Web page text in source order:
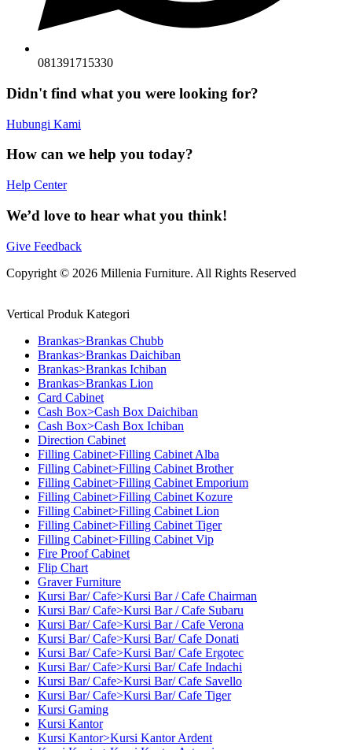
081391715330
Didn't find what you were looking for?
Hubungi Kami
How can we help you today?
Help Center
We’d love to hear what you think!
Give Feedback
Copyright © 2026 Millenia Furniture. All Rights Reserved
Vertical Produk Kategori
Brankas>Brankas Chubb
Brankas>Brankas Daichiban
Brankas>Brankas Ichiban
Brankas>Brankas Lion
Card Cabinet
Cash Box>Cash Box Daichiban
Cash Box>Cash Box Ichiban
Direction Cabinet
Filling Cabinet>Filling Cabinet Alba
Filling Cabinet>Filling Cabinet Brother
Filling Cabinet>Filling Cabinet Emporium
Filling Cabinet>Filling Cabinet Kozure
Filling Cabinet>Filling Cabinet Lion
Filling Cabinet>Filling Cabinet Tiger
Filling Cabinet>Filling Cabinet Vip
Fire Proof Cabinet
Flip Chart
Graver Furniture
Kursi Bar/ Cafe>Kursi Bar / Cafe Chairman
Kursi Bar/ Cafe>Kursi Bar / Cafe Subaru
Kursi Bar/ Cafe>Kursi Bar / Cafe Verona
Kursi Bar/ Cafe>Kursi Bar/ Cafe Donati
Kursi Bar/ Cafe>Kursi Bar/ Cafe Ergotec
Kursi Bar/ Cafe>Kursi Bar/ Cafe Indachi
Kursi Bar/ Cafe>Kursi Bar/ Cafe Savello
Kursi Bar/ Cafe>Kursi Bar/ Cafe Tiger
Kursi Gaming
Kursi Kantor
Kursi Kantor>Kursi Kantor Ardent